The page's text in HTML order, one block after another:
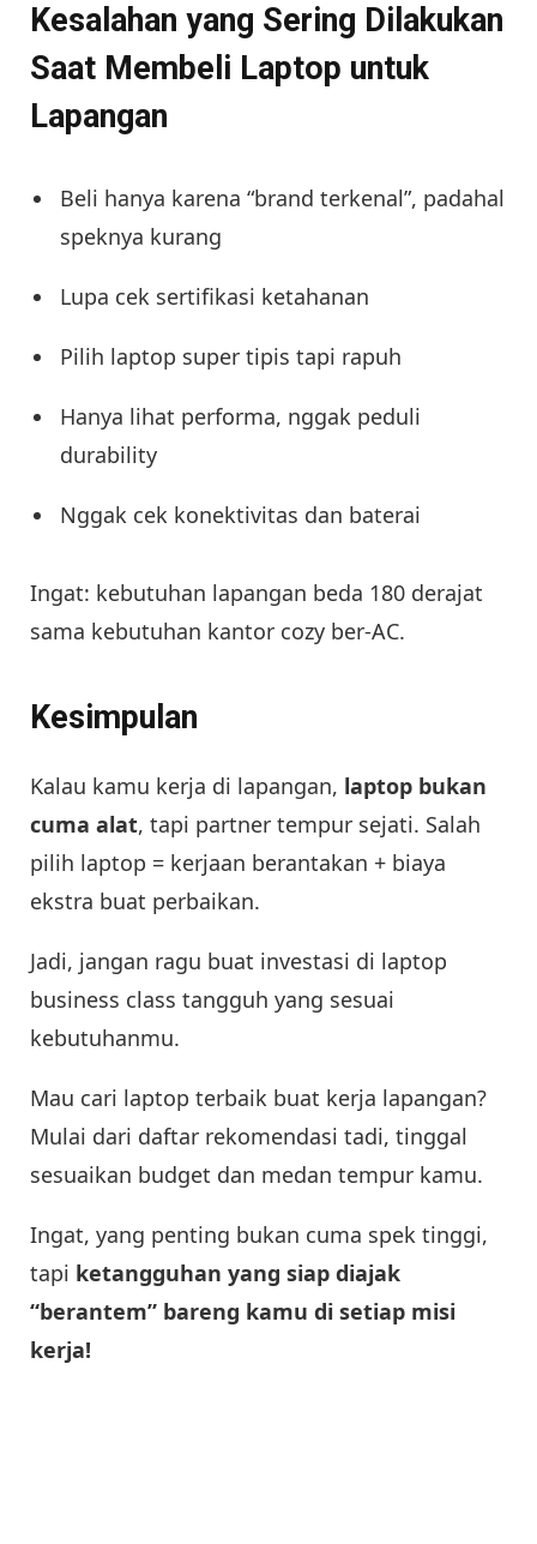
Kesalahan yang Sering Dilakukan
Saat Membeli Laptop untuk
Lapangan
Beli hanya karena “brand terkenal”, padahal
speknya kurang
Lupa cek sertifikasi ketahanan
Pilih laptop super tipis tapi rapuh
Hanya lihat performa, nggak peduli
durability
Nggak cek konektivitas dan baterai
Ingat: kebutuhan lapangan beda 180 derajat
sama kebutuhan kantor cozy ber-AC.
Kesimpulan
Kalau kamu kerja di lapangan, laptop bukan
cuma alat, tapi partner tempur sejati. Salah
pilih laptop = kerjaan berantakan + biaya
ekstra buat perbaikan.
Jadi, jangan ragu buat investasi di laptop
business class tangguh yang sesuai
kebutuhanmu.
Mau cari laptop terbaik buat kerja lapangan?
Mulai dari daftar rekomendasi tadi, tinggal
sesuaikan budget dan medan tempur kamu.
Ingat, yang penting bukan cuma spek tinggi,
tapi ketangguhan yang siap diajak
“berantem” bareng kamu di setiap misi
kerja!